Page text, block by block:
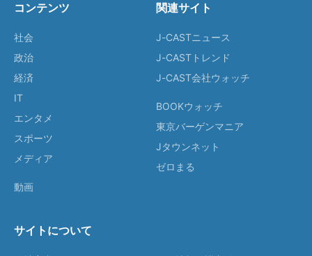
コンテンツ
社会
政治
経済
IT
エンタメ
スポーツ
メディア
動画
関連サイト
J-CASTニュース
J-CASTトレンド
J-CAST会社ウォッチ
BOOKウォッチ
東京バーゲンマニア
Jタウンネット
ゼロまる
サイトについて